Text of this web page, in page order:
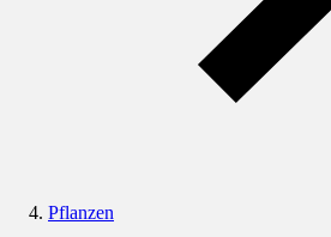
Pflanzen